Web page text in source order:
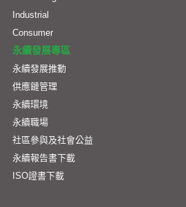
Industrial
Consumer
永續發展專區
永續發展推動
供應鏈管理
永續環境
永續職場
社區參與及社會公益
永續報告書下載
ISO證書下載